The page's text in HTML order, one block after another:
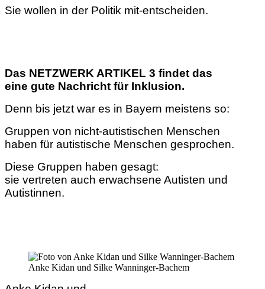
Sie wollen in der Politik mit-entscheiden.
Das NETZWERK ARTIKEL 3 findet das
eine gute Nachricht für Inklusion.
Denn bis jetzt war es in Bayern meistens so:
Gruppen von nicht-autistischen Menschen
haben für autistische Menschen gesprochen.
Diese Gruppen haben gesagt:
sie vertreten auch erwachsene Autisten und
Autistinnen.
Anke Kidan und Silke Wanninger-Bachem